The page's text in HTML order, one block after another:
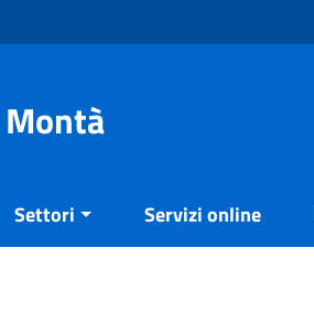
Settori Servizi online